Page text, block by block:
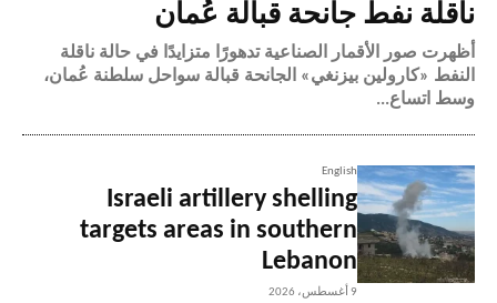
ناقلة نفط جانحة قبالة عُمان
أظهرت صور الأقمار الصناعية تدهورًا متزايدًا في حالة ناقلة
النفط «كارولين بيزنغي» الجانحة قبالة سواحل سلطنة عُمان،
وسط اتساع...
English
Israeli artillery shelling
targets areas in southern
Lebanon
9 أغسطس، 2026